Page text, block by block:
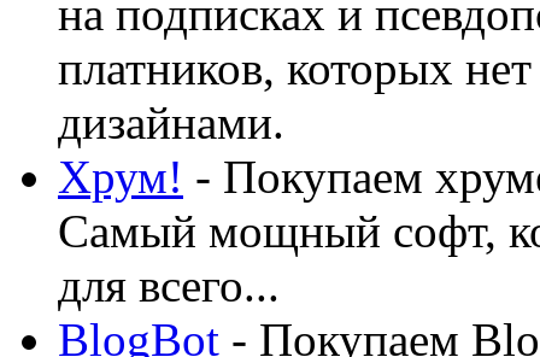
на подписках и
платников, которых
дизайнами.
Хрум! - Покупаем
Самый мощный софт,
для всего...
BlogBot - Покупаем